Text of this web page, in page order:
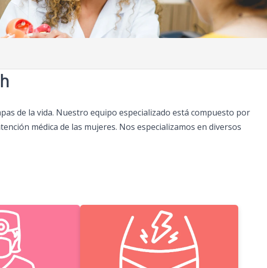
de la vida. Nuestro equipo especializado está compuesto por
médica de las mujeres. Nos especializamos en diversos